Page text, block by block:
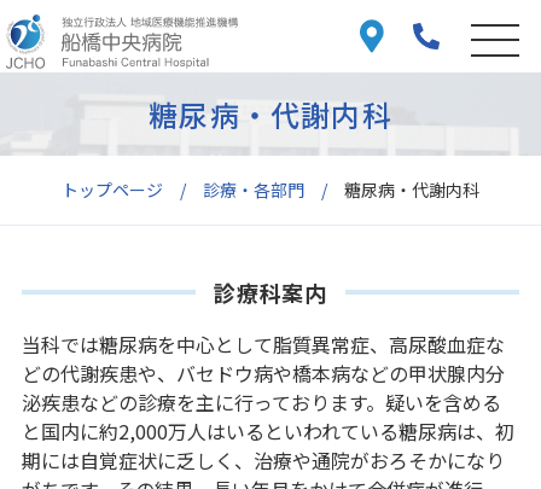
トップページ 診療・各部門 糖尿病・代謝内科
糖尿病・代謝内科
診療科案内
当科では糖尿病を中心として脂質異常症、高尿酸血症な
どの代謝疾患や、バセドウ病や橋本病などの甲状腺内分
泌疾患などの診療を主に行っております。疑いを含める
と国内に約2,000万人はいるといわれている糖尿病は、初
期には自覚症状に乏しく、治療や通院がおろそかになり